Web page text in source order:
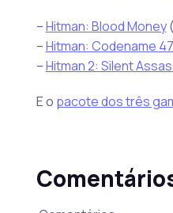
–Hitman: Blood Money
–Hitman: Codename 47
–Hitman 2: Silent
E o pacote dos três